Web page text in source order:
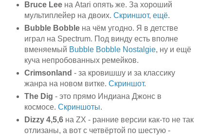
Bruce Leeна Atari опять же. За хороший
мультиплейер на двоих. Скриншот, ещё.
Bubble Bobbleна чём угодно. Я в детстве
играл на Spectrum. Под винду есть вполне
вменяемый Bubble Bobble Nostalgie, ну и ещё
куча непробованных ремейков.
Crimsonland - за кровишшу и за классику
жанра на новом витке. Скриншот.
The Dig - это прямо Индиана Джонс в
космосе. Скриншоты.
Dizzy 4,5,6на ZX - ранние версии как-то не так
отлизаны, а вот с четвёртой по шестую -